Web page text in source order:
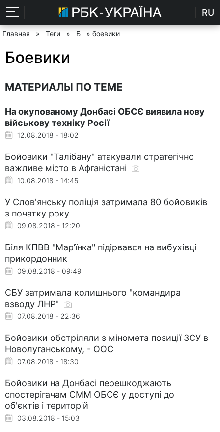
RU
Главная » Теги » Б » боевики
Боевики
МАТЕРИАЛЫ ПО ТЕМЕ
На окупованому Донбасі ОБСЄ виявила нову
військову техніку Росії
12.08.2018 - 18:02
Бойовики "Талібану" атакували стратегічно
важливе місто в Афганістані
10.08.2018 - 14:45
У Слов'янську поліція затримала 80 бойовиків
з початку року
09.08.2018 - 12:20
Біля КПВВ "Мар’їнка" підірвався на вибухівці
прикордонник
09.08.2018 - 09:49
СБУ затримала колишнього "командира
взводу ЛНР"
07.08.2018 - 22:36
Бойовики обстріляли з міномета позиції ЗСУ в
Новолуганському, - ООС
07.08.2018 - 18:30
Бойовики на Донбасі перешкоджають
спостерігачам СММ ОБСЄ у доступі до
об'єктів і територій
03.08.2018 - 15:03